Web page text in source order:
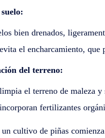
bien drenados,
el encharcamiento, que
del terreno:
el terreno de maleza
fertilizantes
cultivo de piñas comienza